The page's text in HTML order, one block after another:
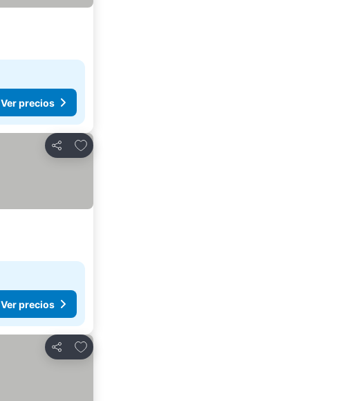
Ver precios
Compartir
Agregar a favoritos
Ver precios
Compartir
Agregar a favoritos